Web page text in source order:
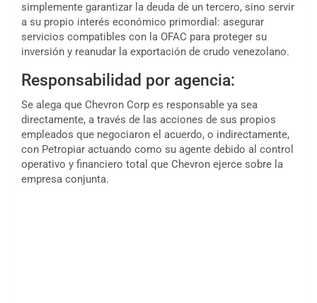
simplemente garantizar la deuda de un tercero, sino servir
a su propio interés económico primordial: asegurar
servicios compatibles con la OFAC para proteger su
inversión y reanudar la exportación de crudo venezolano.
Responsabilidad por agencia:
Se alega que Chevron Corp es responsable ya sea
directamente, a través de las acciones de sus propios
empleados que negociaron el acuerdo, o indirectamente,
con Petropiar actuando como su agente debido al control
operativo y financiero total que Chevron ejerce sobre la
empresa conjunta.